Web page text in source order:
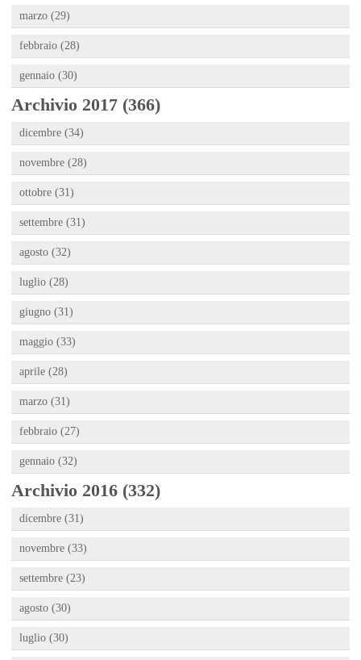
marzo (29)
febbraio (28)
gennaio (30)
Archivio 2017 (366)
dicembre (34)
novembre (28)
ottobre (31)
settembre (31)
agosto (32)
luglio (28)
giugno (31)
maggio (33)
aprile (28)
marzo (31)
febbraio (27)
gennaio (32)
Archivio 2016 (332)
dicembre (31)
novembre (33)
settembre (23)
agosto (30)
luglio (30)